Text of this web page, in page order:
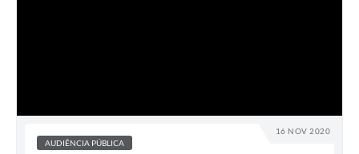
16 NOV 2020
AUDIÊNCIA PÚBLICA